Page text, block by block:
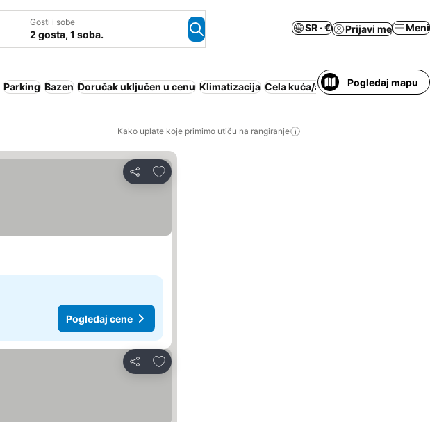
Gosti i sobe
2 gosta, 1 soba.
SR · € Prijavi me Meni
Parking Bazen Doručak uključen u cenu Klimatizacija Cela kuća/apartman Wi-Fi
Pogledaj mapu
Kako uplate koje primimo utiču na rangiranje
Deli
Dodati u favorite
Pogledaj cene
Deli
Dodati u favorite